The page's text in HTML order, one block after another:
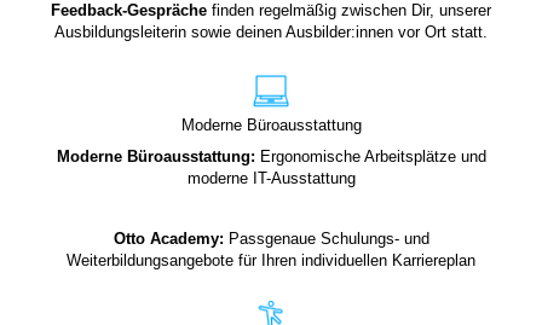
Feedback-Gespräche finden regelmäßig zwischen Dir, unserer
Ausbildungsleiterin sowie deinen Ausbilder:innen vor Ort statt.
Moderne Büroausstattung
Moderne Büroausstattung: Ergonomische Arbeitsplätze und
moderne IT-Ausstattung
Otto Academy: Passgenaue Schulungs- und
Weiterbildungsangebote für Ihren individuellen Karriereplan